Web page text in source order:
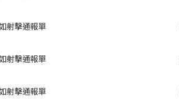
射擊通報單
射擊通報單
射擊通報單